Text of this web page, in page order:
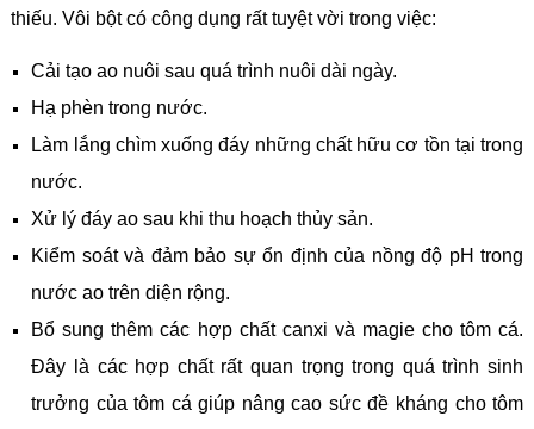
thiếu. Vôi bột có công dụng rất tuyệt vời trong việc:
Cải tạo ao nuôi sau quá trình nuôi dài ngày.
Hạ phèn trong nước.
Làm lắng chìm xuống đáy những chất hữu cơ tồn tại trong
nước.
Xử lý đáy ao sau khi thu hoạch thủy sản.
Kiểm soát và đảm bảo sự ổn định của nồng độ pH trong
nước ao trên diện rộng.
Bổ sung thêm các hợp chất canxi và magie cho tôm cá.
Đây là các hợp chất rất quan trọng trong quá trình sinh
trưởng của tôm cá giúp nâng cao sức đề kháng cho tôm